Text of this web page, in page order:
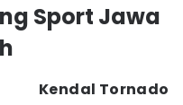
Sport Jawa
Kendal Tornado